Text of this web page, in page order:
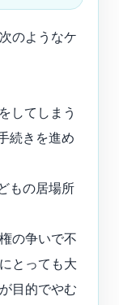
のようなケ
してしまう
続きを進め
もの居場所
の争いで不
とっても大
目的でやむ